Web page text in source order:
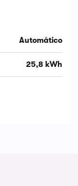
Automático
25,8 kWh